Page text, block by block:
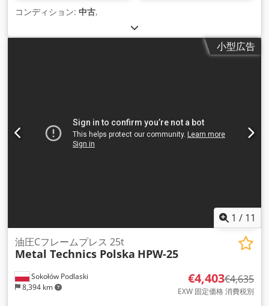
コンディション: 中古,
小型広告
1 / 11
Sokołów Podlaski
8,394 km
油圧Cフレームプレス 25t
Metal Technics Polska HPW-25
€4,403€4,635
EXW 固定価格 消費税別